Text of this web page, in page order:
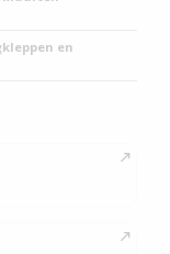
en